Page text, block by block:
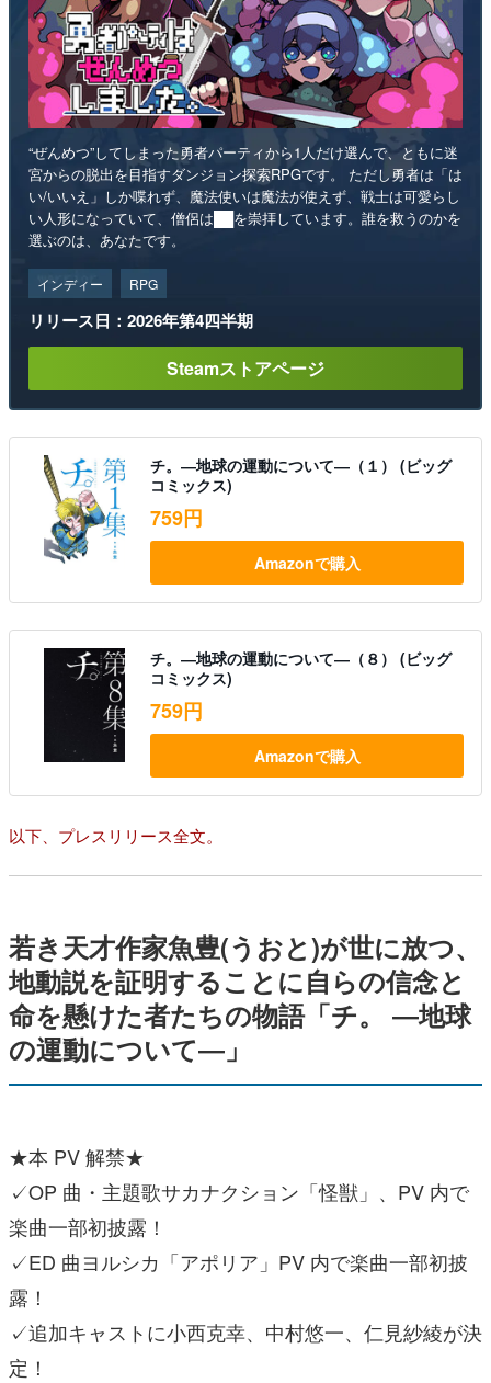
“ぜんめつ”してしまった勇者パーティから1人だけ選んで、ともに迷
宮からの脱出を目指すダンジョン探索RPGです。 ただし勇者は「は
い/いいえ」しか喋れず、魔法使いは魔法が使えず、戦士は可愛らし
い人形になっていて、僧侶は██を崇拝しています。誰を救うのかを
選ぶのは、あなたです。
インディー RPG
リリース日：2026年第4四半期
Steamストアページ
チ。―地球の運動について―（１） (ビッグ
コミックス)
759円
Amazonで購入
チ。―地球の運動について―（８） (ビッグ
コミックス)
759円
Amazonで購入
以下、プレスリリース全文。
若き天才作家魚豊(うおと)が世に放つ、
地動説を証明することに自らの信念と
命を懸けた者たちの物語「チ。 ―地球
の運動について―」
★本 PV 解禁★
✓OP 曲・主題歌サカナクション「怪獣」、PV 内で
楽曲一部初披露！
✓ED 曲ヨルシカ「アポリア」PV 内で楽曲一部初披
露！
✓追加キャストに小西克幸、中村悠一、仁見紗綾が決
定！